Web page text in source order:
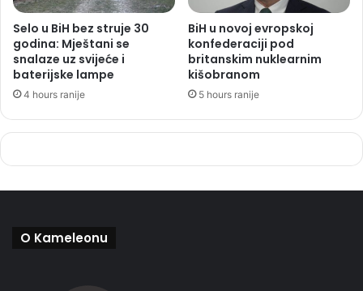
Selo u BiH bez struje 30
godina: Mještani se
snalaze uz svijeće i
baterijske lampe
4 hours ranije
BiH u novoj evropskoj
konfederaciji pod
britanskim nuklearnim
kišobranom
5 hours ranije
O Kameleonu